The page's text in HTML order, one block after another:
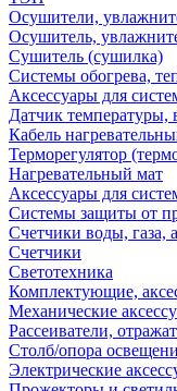
Осушители,
Осушитель,
Сушитель (сушилка)
Системы обогрева,
Аксессуары для
Датчик температуры,
Кабель
Терморегулятор
Нагревательный мат
Аксессуары для
Системы защиты от
Счетчики воды, газа,
Счетчики
Светотехника
Комплектующие,
Механические
Рассеиватели,
Столб/опора
Электрические